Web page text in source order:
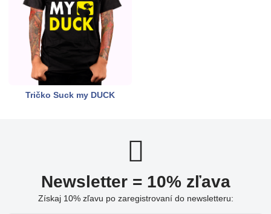
Tričko Suck my DUCK
Newsletter = 10% zľava
Získaj 10% zľavu po zaregistrovaní do newsletteru: